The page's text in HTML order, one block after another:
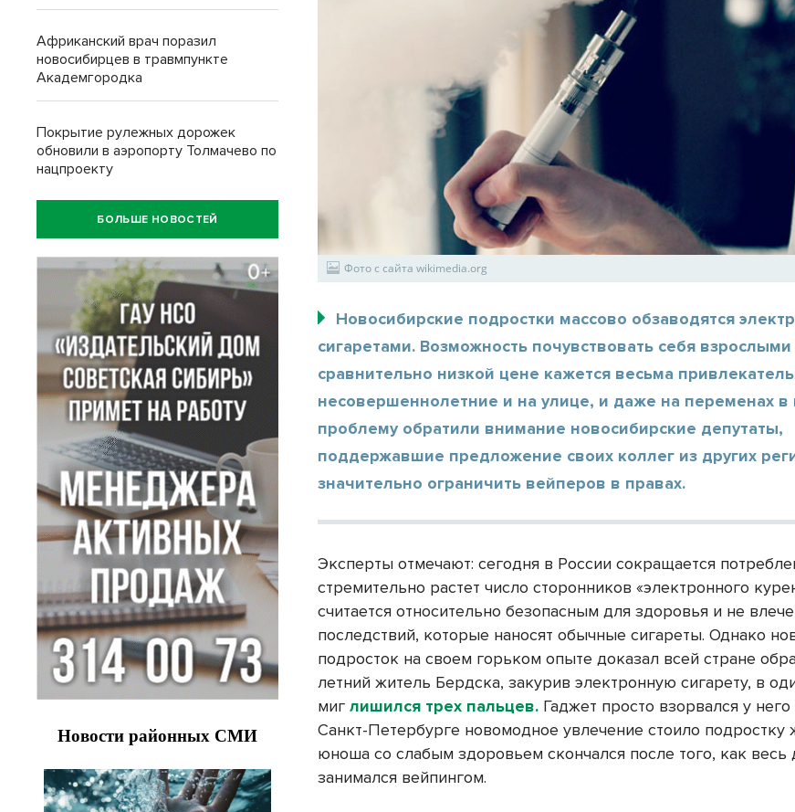
Фото с сайта wikimedia.org
Новосибирские подростки массово обзаводятся
сигаретами. Возможность почувствовать себя
сравнительно низкой цене кажется весьма
несовершеннолетние и на улице, и даже на переменах в
проблему обратили внимание новосибирские депутаты,
поддержавшие предложение своих коллег из других
значительно ограничить вейперов в правах.
Эксперты отмечают: сегодня в России сокращается
стремительно растет число сторонников «электронного
считается относительно безопасным для здоровья и не
последствий, которые наносят обычные сигареты. Однако
подросток на своем горьком опыте доказал всей стране
летний житель Бердска, закурив электронную сигарету, в
миглишился трех пальцев. Гаджет просто взорвался у
Санкт-Петербурге новомодное увлечение стоило
юноша со слабым здоровьем скончался после того, как весь
занимался вейпингом.
Африканский врач поразил
новосибирцев в травмпункте
Академгородка
Покрытие рулежных дорожек
обновили в аэропорту Толмачево по
нацпроекту
БОЛЬШЕ НОВОСТЕЙ